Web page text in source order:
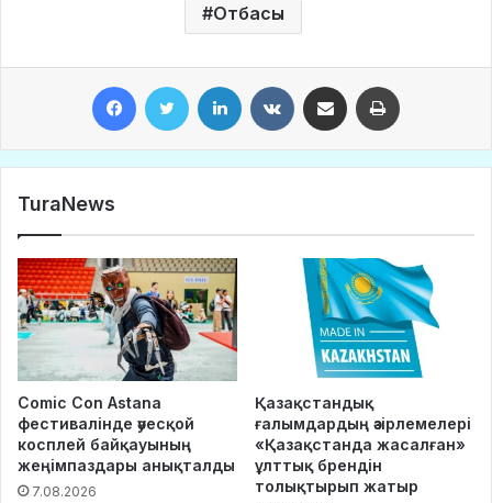
Отбасы
TuraNews
Comic Con Astana
фестивалінде әуесқой
косплей байқауының
жеңімпаздары анықталды
7.08.2026
Қазақстандық
ғалымдардың әзірлемелері
«Қазақстанда жасалған»
ұлттық брендін
толықтырып жатыр